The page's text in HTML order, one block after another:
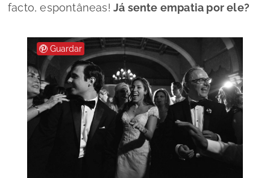
facto, espontâneas! Já sente empatia por ele?
Guardar